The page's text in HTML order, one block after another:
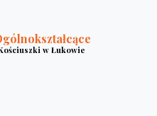
w Łukowie